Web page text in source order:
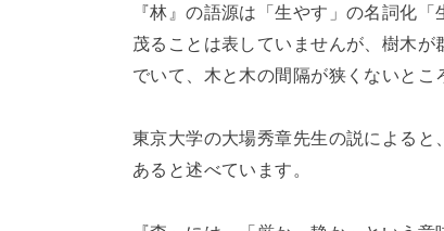
『林』の語源は「生やす」の名詞化
茂ることは表していませんが、樹木
でいて、木と木の間隔が狭くないとこ
東京大学の大場秀章先生の説による
あると述べています。